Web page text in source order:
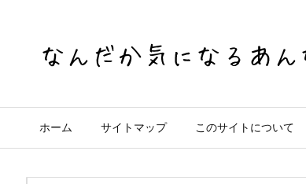
ホーム サイトマップ このサイトについて